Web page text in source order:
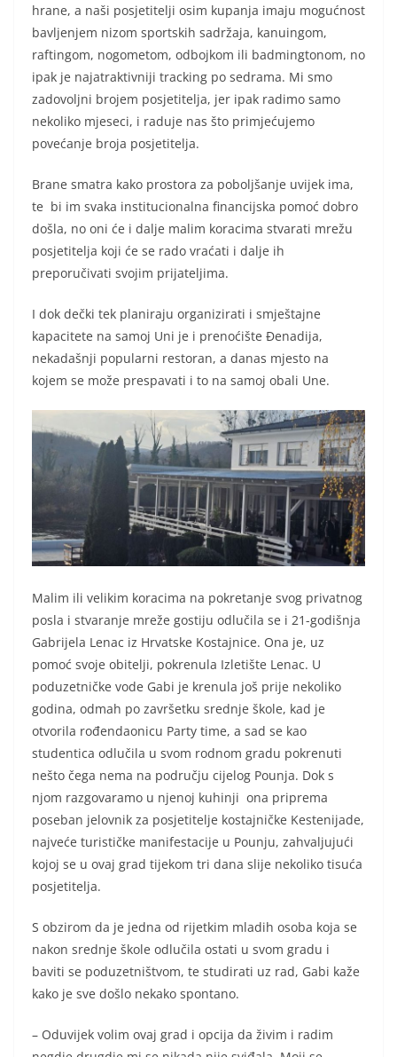
hrane, a naši posjetitelji osim kupanja imaju mogućnost
bavljenjem nizom sportskih sadržaja, kanuingom,
raftingom, nogometom, odbojkom ili badmingtonom, no
ipak je najatraktivniji tracking po sedrama. Mi smo
zadovoljni brojem posjetitelja, jer ipak radimo samo
nekoliko mjeseci, i raduje nas što primjećujemo
povećanje broja posjetitelja.
Brane smatra kako prostora za poboljšanje uvijek ima,
te bi im svaka institucionalna financijska pomoć dobro
došla, no oni će i dalje malim koracima stvarati mrežu
posjetitelja koji će se rado vraćati i dalje ih
preporučivati svojim prijateljima.
I dok dečki tek planiraju organizirati i smještajne
kapacitete na samoj Uni je i prenoćište Đenadija,
nekadašnji popularni restoran, a danas mjesto na
kojem se može prespavati i to na samoj obali Une.
Malim ili velikim koracima na pokretanje svog privatnog
posla i stvaranje mreže gostiju odlučila se i 21-godišnja
Gabrijela Lenac iz Hrvatske Kostajnice. Ona je, uz
pomoć svoje obitelji, pokrenula Izletište Lenac. U
poduzetničke vode Gabi je krenula još prije nekoliko
godina, odmah po završetku srednje škole, kad je
otvorila rođendaonicu Party time, a sad se kao
studentica odlučila u svom rodnom gradu pokrenuti
nešto čega nema na području cijelog Pounja. Dok s
njom razgovaramo u njenoj kuhinji ona priprema
poseban jelovnik za posjetitelje kostajničke Kestenijade,
najveće turističke manifestacije u Pounju, zahvaljujući
kojoj se u ovaj grad tijekom tri dana slije nekoliko tisuća
posjetitelja.
S obzirom da je jedna od rijetkim mladih osoba koja se
nakon srednje škole odlučila ostati u svom gradu i
baviti se poduzetništvom, te studirati uz rad, Gabi kaže
kako je sve došlo nekako spontano.
– Oduvijek volim ovaj grad i opcija da živim i radim